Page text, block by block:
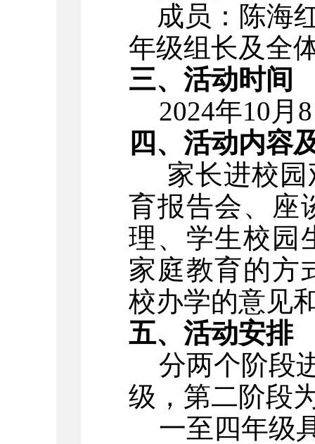
成员：陈海
年级组长及全
三、活动时间
2024年10月
四、 活动内容
家长进校园
育报告会、 座
理、学生校园
家庭教育的方
校办学的意见
五、活动安排
分两个阶段
级，第二阶段
一至四年级